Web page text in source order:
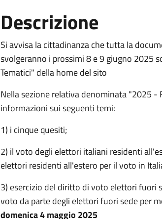
Descrizione
Si avvisa la cittadinanza che tutta la
svolgeranno i prossimi 8 e 9 giugno 2025
Tematici" della home del sito
Nella sezione relativa denominata "2025
informazioni sui seguenti temi:
1) i cinque quesiti;
2) il voto degli elettori italiani residenti
elettori residenti all'estero per il voto in
3) esercizio del diritto di voto elettori fuori
voto da parte degli elettori fuori sede per
domenica 4 maggio 2025